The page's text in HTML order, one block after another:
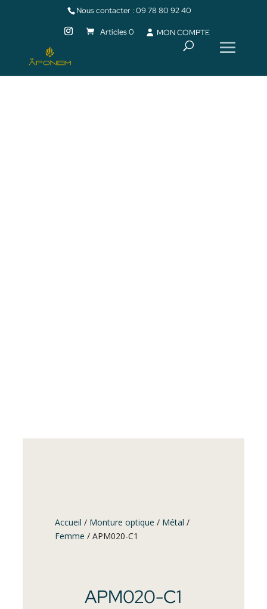
Nous contacter :09 78 80 92 40
Articles 0 MON COMPTE
Accueil / Monture optique / Métal /
Femme / APM020-C1
APM020-C1